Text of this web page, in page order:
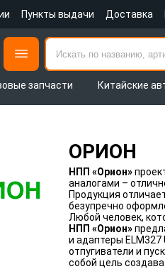
Пункты выдачи Доставка
запчасти Китайские
ОРИОН
НПП «Орион»
аналогами –
Продукция
безупречно
Любой человек,
НПП «Орион»
и адаптеры
отпугиватели и
собой цель